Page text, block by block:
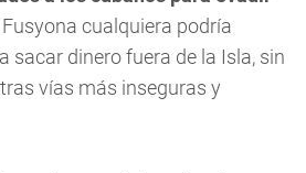
cualquiera podría
sacar dinero fuera de la Isla, sin
vías más inseguras y